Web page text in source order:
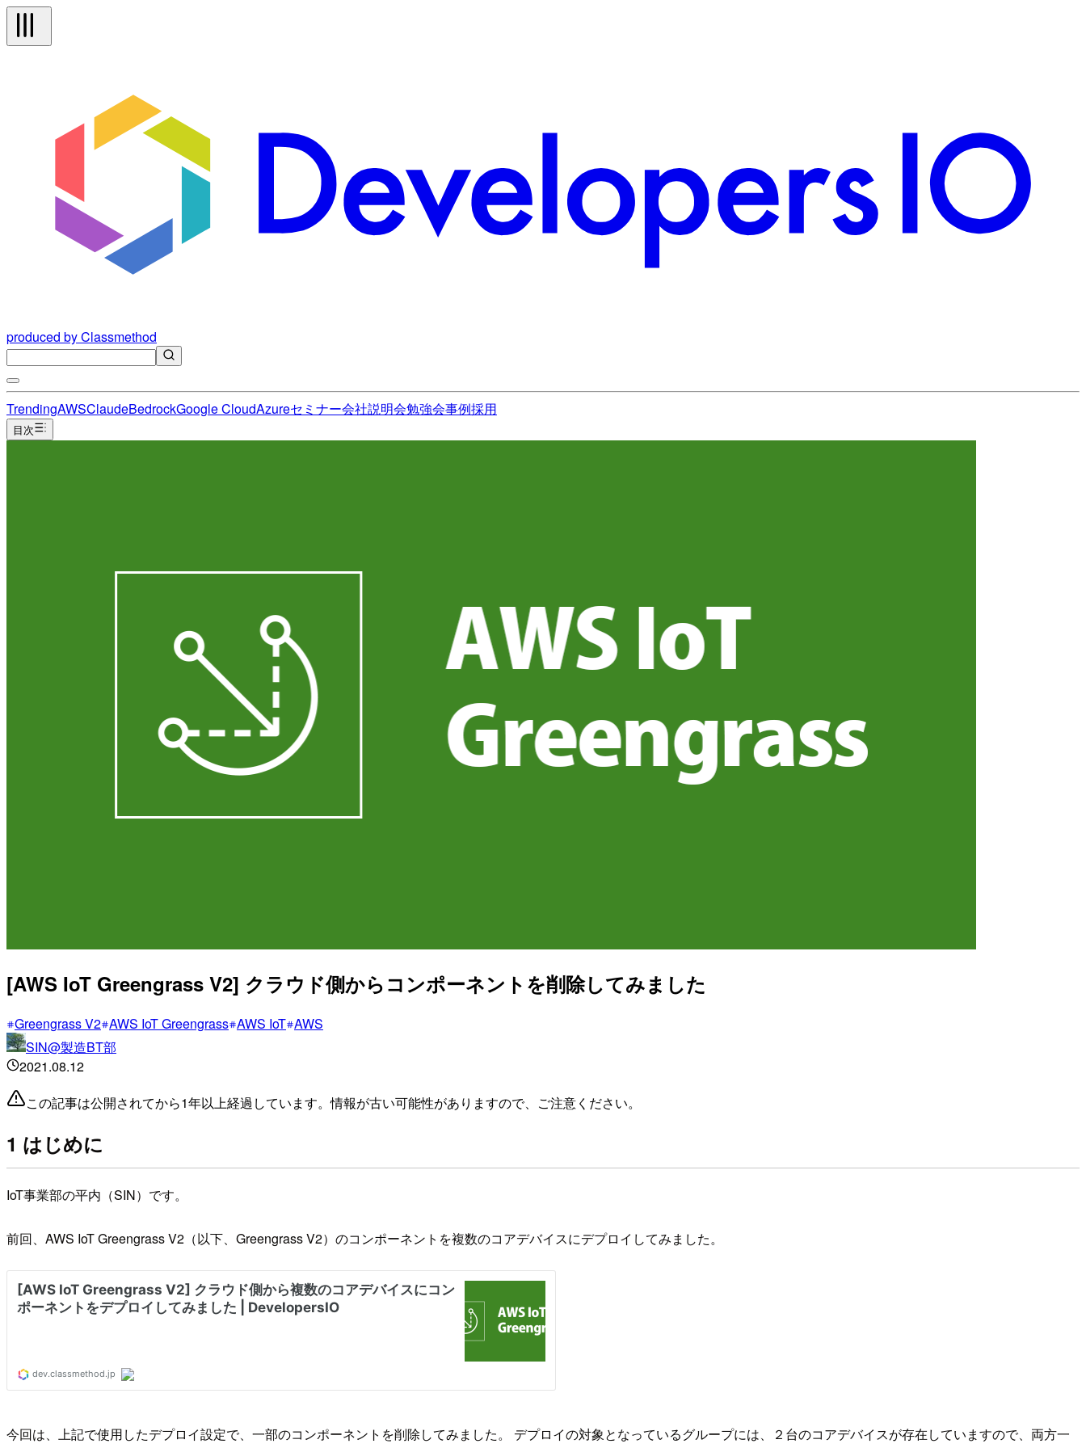
produced by Classmethod
TrendingAWSClaudeBedrockGoogle CloudAzureセミナー会社説明会勉強会事例採用
目次
[AWS IoT Greengrass V2] クラウド側からコンポーネントを削除してみました
Greengrass V2 AWS IoT Greengrass AWS IoT AWS
SIN@製造BT部
2021.08.12
この記事は公開されてから1年以上経過しています。情報が古い可能性がありますので、ご注意ください。
1 はじめに
IoT事業部の平内（SIN）です。
前回、AWS IoT Greengrass V2（以下、Greengrass V2）のコンポーネントを複数のコアデバイスにデプロイしてみました。
今回は、上記で使用したデプロイ設定で、一部のコンポーネントを削除してみました。 デプロイの対象となっているグループには、２台のコアデバイスが存在していますので、両方一